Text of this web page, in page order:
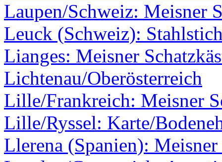
Laupen/Schweiz: Meisner
Leuck (Schweiz):
Lianges: Meisner
Lichtenau/Oberösterreich
Lille/Frankreich: Meisner
Lille/Ryssel: Karte/
Llerena (Spanien):